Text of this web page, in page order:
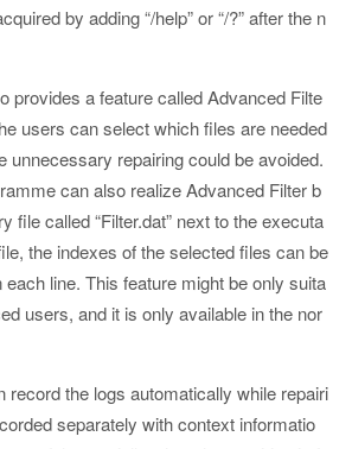
by adding “/help” or “/?” after the n
provides a feature called Advanced Filte
users can select which files are needed
unnecessary repairing could be avoided.
can also realize Advanced Filter b
file called “Filter.dat” next to the executa
the indexes of the selected files can be
line. This feature might be only suita
users, and it is only available in the nor
record the logs automatically while repairi
separately with context informatio